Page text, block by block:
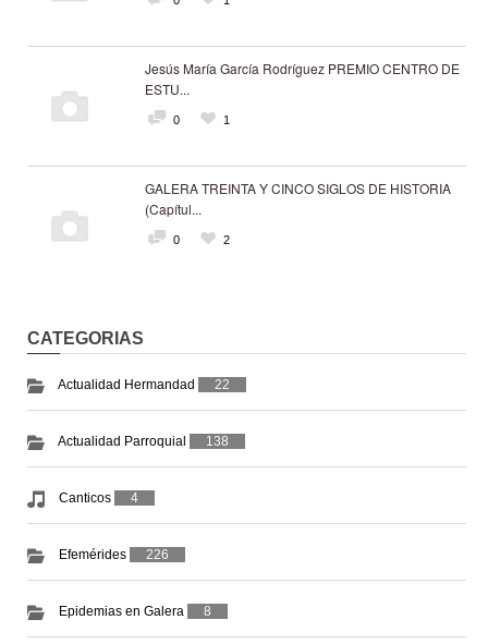
Jesús María García Rodríguez PREMIO CENTRO DE
ESTU...
0 1
GALERA TREINTA Y CINCO SIGLOS DE HISTORIA
(Capítul...
0 2
CATEGORIAS
Actualidad Hermandad 22
Actualidad Parroquial 138
Canticos 4
Efemérides 226
Epidemias en Galera 8